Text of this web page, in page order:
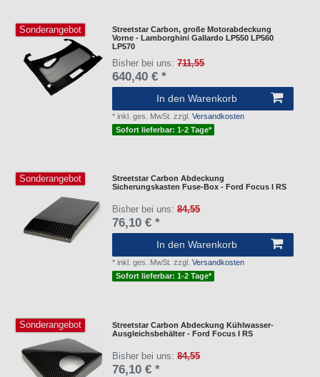
Sonderangebot
Streetstar Carbon, große Motorabdeckung
Vorne - Lamborghini Gallardo LP550 LP560
LP570
Bisher bei uns:711,55
640,40 € *
In den Warenkorb
*inkl. ges. MwSt. zzgl.Versandkosten
Sofort lieferbar: 1-2 Tage*
Sonderangebot
Streetstar Carbon Abdeckung
Sicherungskasten Fuse-Box - Ford Focus I RS
Bisher bei uns:84,55
76,10 € *
In den Warenkorb
*inkl. ges. MwSt. zzgl.Versandkosten
Sofort lieferbar: 1-2 Tage*
Sonderangebot
Streetstar Carbon Abdeckung Kühlwasser-
Ausgleichsbehälter - Ford Focus I RS
Bisher bei uns:84,55
76,10 € *